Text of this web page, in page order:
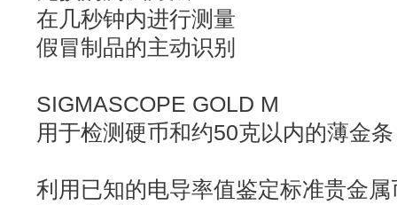
在几秒钟内进行测量
假冒制品的主动识别
SIGMASCOPE GOLD M
用于检测硬币和约50克以内的薄金条
利用已知的电导率值鉴定标准贵金